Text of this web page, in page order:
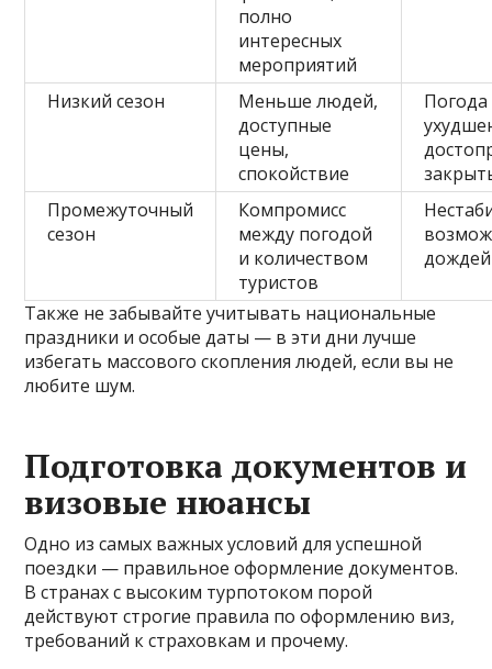
полно
интересных
мероприятий
Низкий сезон
Меньше людей,
доступные
цены,
спокойствие
Промежуточный
сезон
Компромисс
между погодой
и количеством
туристов
дождей
Также не забывайте учитывать национальные
праздники и особые даты — в эти дни лучше
избегать массового скопления людей, если вы не
любите шум.
Подготовка документов и
визовые нюансы
Одно из самых важных условий для успешной
поездки — правильное оформление документов.
В странах с высоким турпотоком порой
действуют строгие правила по оформлению виз,
требований к страховкам и прочему.